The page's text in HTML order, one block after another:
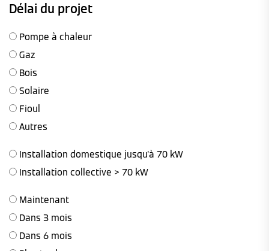
Délai du projet
Pompe à chaleur
Gaz
Bois
Solaire
Fioul
Autres
Installation domestique jusqu'à 70 kW
Installation collective > 70 kW
Maintenant
Dans 3 mois
Dans 6 mois